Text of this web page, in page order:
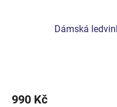
Dámská
990 Kč